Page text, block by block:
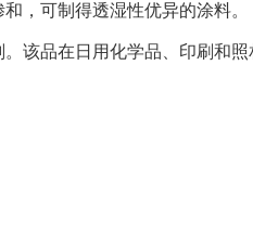
，可制得透湿性优异的涂料
该品在日用化学品、印刷和